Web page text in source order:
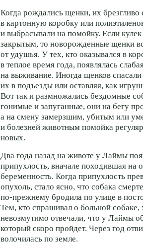
Когда рождались щенки, их брезгливо
в картонную коробку или
и выбрасывали на помойку. Если
закрытым, то новорожденные щенки
от удушья. У тех, кто оказывался в
в теплое время года, появлялась
на выживание. Иногда щенков
их в подъезды или оставляя, как
Вот так и размножались бездомные
гонимые и запуганные, они на бегу
а на смену замерзшим, убитым или
и болезней животным помойка
новых.
Два года назад на животе у Лаймы
припухлость, вначале походившая на
беременность. Когда припухлость
опухоль, стало ясно, что собака
по-прежнему бродила по улице в
Тем, кто спрашивал о больной собаке,
невозмутимо отвечали, что у Лаймы
который скоро пройдет. Через год
волочилась по земле.